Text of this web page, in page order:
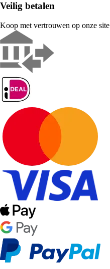
Veilig betalen
Koop met vertrouwen op onze site